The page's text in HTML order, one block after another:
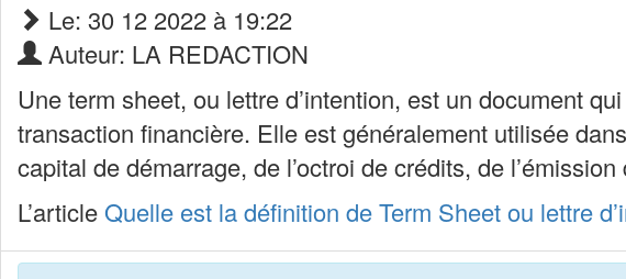
Le: 30 12 2022 à 19:22
Auteur: LA REDACTION
Une term sheet, ou lettre d’intention, est un document
transaction financière. Elle est généralement utilisée
capital de démarrage, de l’octroi de crédits, de
L’articleQuelle est la définition de Term Sheet ou lettre